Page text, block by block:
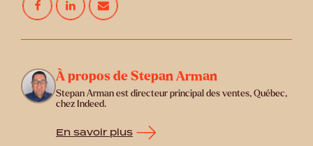
À propos de Stepan Arman
Stepan Arman est directeur principal des ventes, Québec,
chez Indeed.
En savoir plus